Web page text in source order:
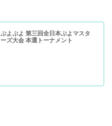
ぷよぷよ 第三回全日本ぷよマスタ
ーズ大会 本選トーナメント